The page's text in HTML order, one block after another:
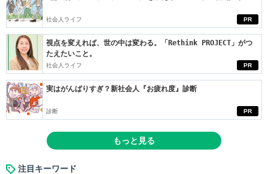
PR
社会人ライフ
PR
視点を変えれば、世の中は変わる。「Rethink PROJECT」がつ
たえたいこと。
社会人ライフ
PR
実はがんばりすぎ？新社会人『お疲れ度』診断
診断
もっと見る
注目キーワード